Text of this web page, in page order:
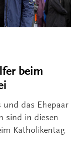
beim
und das Ehepaar
sind in diesen
Katholikentag